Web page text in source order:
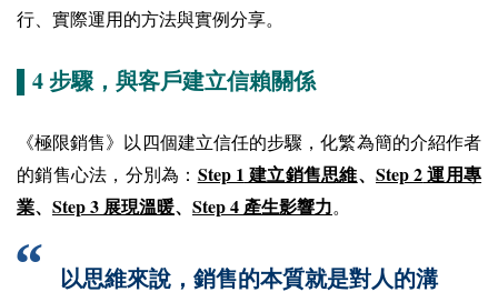
行、實際運用的方法與實例分享。
4 步驟，與客戶建立信賴關係
《極限銷售》以四個建立信任的步驟，化繁為簡的介紹作者
的銷售心法，分別為： Step 1 建立銷售思維、 Step 2 運用專
業、 Step 3 展現溫暖、 Step 4 產生影響力。
以思維來說，銷售的本質就是對人的溝